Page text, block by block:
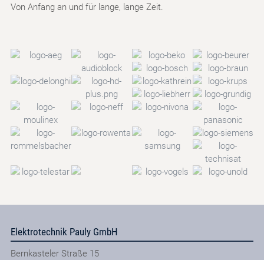
Von Anfang an und für lange, lange Zeit.
Elektrotechnik Pauly GmbH
Bernkasteler Straße 15